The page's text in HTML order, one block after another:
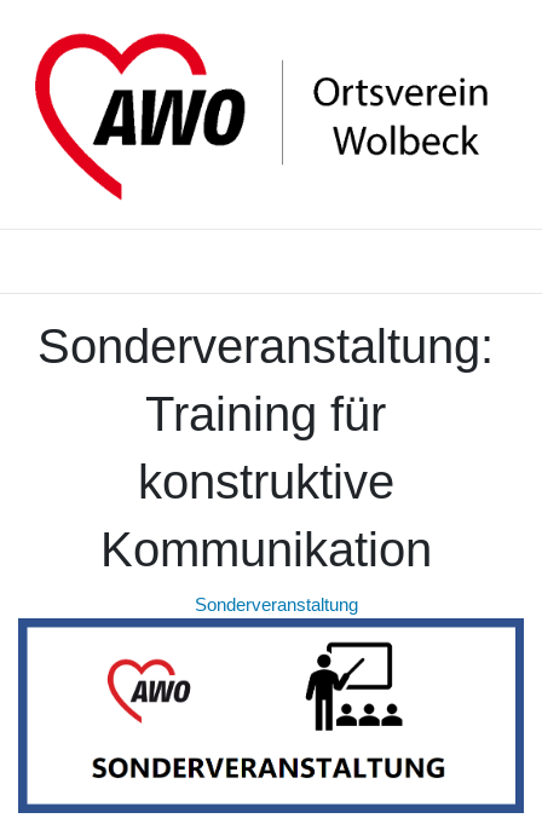
Sonderveranstaltung:
Training für
konstruktive
Kommunikation
Sonderveranstaltung